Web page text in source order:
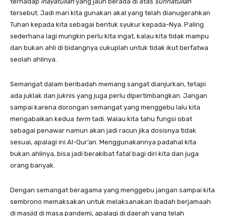
tersebut. Jadi mari kita gunakan akal yang telah dianugerahkan
Tuhan kepada kita sebagai bentuk syukur kepada-Nya. Paling
sederhana lagi mungkin perlu kita ingat, kalau kita tidak mampu
dan bukan ahli di bidangnya cukuplah untuk tidak ikut berfatwa
seolah ahlinya.
Semangat dalam beribadah memang sangat dianjurkan, tetapi
ada juklak dan juknis yang juga perlu dipertimbangkan. Jangan
sampai karena dorongan semangat yang menggebu lalu kita
mengabaikan kedua term tadi. Walau kita tahu fungsi obat
sebagai penawar namun akan jadi racun jika dosisnya tidak
sesuai, apalagi ini Al-Qur’an. Menggunakannya padahal kita
bukan ahlinya, bisa jadi berakibat fatal bagi diri kita dan juga
orang banyak.
Dengan semangat beragama yang menggebu jangan sampai kita
sembrono memaksakan untuk melaksanakan ibadah berjamaah
di masjid di masa pandemi, apalagi di daerah yang telah